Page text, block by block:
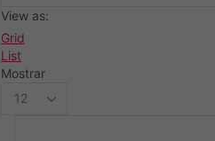
View as:
Grid
List
Mostrar
per